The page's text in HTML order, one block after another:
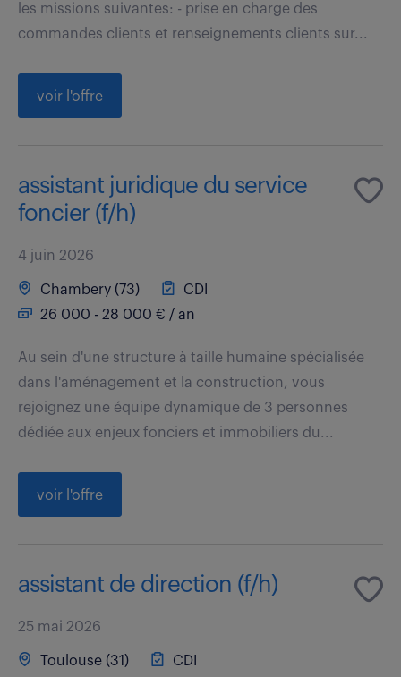
les missions suivantes: - prise en charge des
commandes clients et renseignements clients sur...
voir l'offre
assistant juridique du service
foncier (f/h)
4 juin 2026
Chambery (73)
CDI
26 000 - 28 000 € / an
Au sein d'une structure à taille humaine spécialisée
dans l'aménagement et la construction, vous
rejoignez une équipe dynamique de 3 personnes
dédiée aux enjeux fonciers et immobiliers du...
voir l'offre
assistant de direction (f/h)
25 mai 2026
Toulouse (31)
CDI